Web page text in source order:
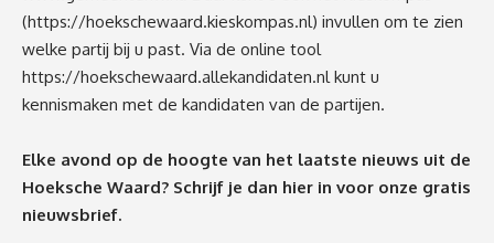
(https://hoekschewaard.kieskompas.nl) invullen om te zien
welke partij bij u past. Via de online tool
https://hoekschewaard.allekandidaten.nl kunt u
kennismaken met de kandidaten van de partijen.
Elke avond op de hoogte van het laatste nieuws uit de
Hoeksche Waard? Schrijf je dan hier in voor onze gratis
nieuwsbrief.